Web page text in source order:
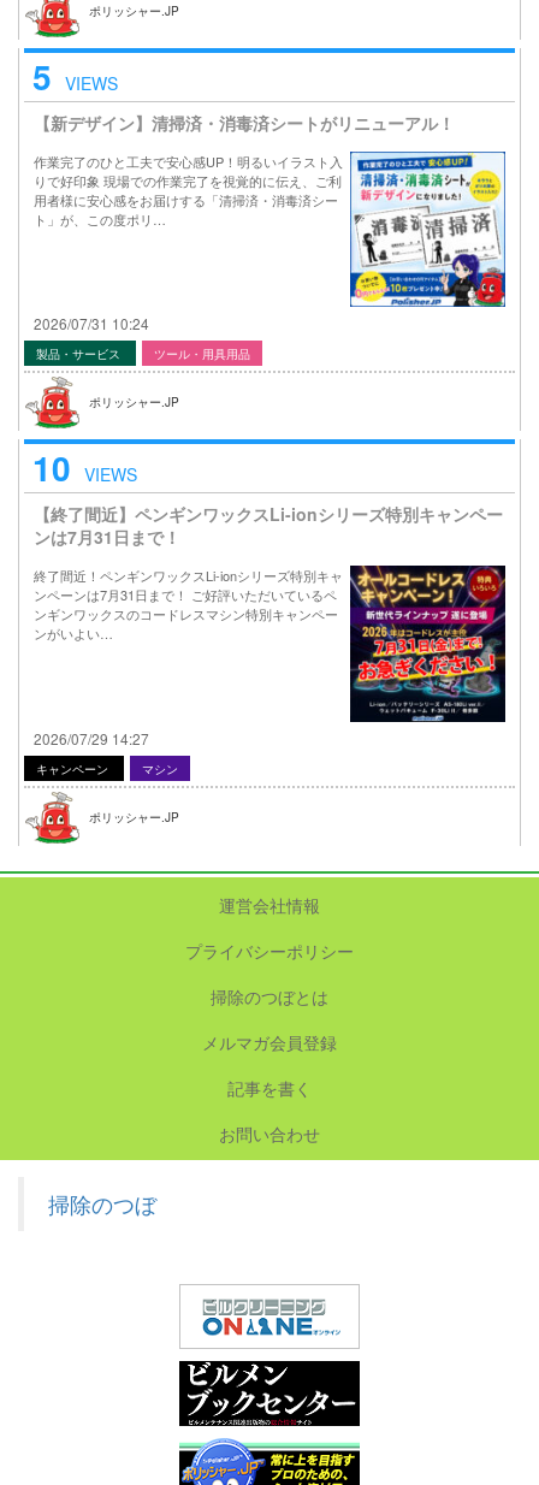
ポリッシャー.JP
5 VIEWS
【新デザイン】清掃済・消毒済シートがリニューアル！
作業完了のひと工夫で安心感UP！明るいイラスト入
りで好印象 現場での作業完了を視覚的に伝え、ご利
用者様に安心感をお届けする「清掃済・消毒済シー
ト」が、この度ポリ…
2026/07/31 10:24
製品・サービス ツール・用具用品
ポリッシャー.JP
10 VIEWS
【終了間近】ペンギンワックスLi-ionシリーズ特別キャンペー
ンは7月31日まで！
終了間近！ペンギンワックスLi-ionシリーズ特別キャ
ンペーンは7月31日まで！ ご好評いただいているペ
ンギンワックスのコードレスマシン特別キャンペー
ンがいよい…
2026/07/29 14:27
キャンペーン マシン
ポリッシャー.JP
運営会社情報
プライバシーポリシー
掃除のつぼとは
メルマガ会員登録
記事を書く
お問い合わせ
掃除のつぼ